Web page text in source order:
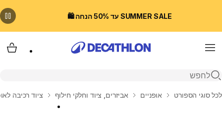
SUMMER SALE עד 50% הנחה 🛍️
Menu
פתיחת חיפוש
בית
לכל סוגי הספורט אופניים אביזרים, ציוד וחלקי חילוף ציוד רכיבה